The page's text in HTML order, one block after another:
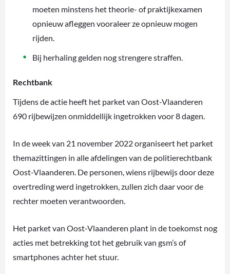
moeten minstens het theorie- of praktijkexamen
opnieuw afleggen vooraleer ze opnieuw mogen
rijden.
Bij herhaling gelden nog strengere straffen.
Rechtbank
Tijdens de actie heeft het parket van Oost-Vlaanderen
690 rijbewijzen onmiddellijk ingetrokken voor 8 dagen.
In de week van 21 november 2022 organiseert het parket
themazittingen in alle afdelingen van de politierechtbank
Oost-Vlaanderen. De personen, wiens rijbewijs door deze
overtreding werd ingetrokken, zullen zich daar voor de
rechter moeten verantwoorden.
Het parket van Oost-Vlaanderen plant in de toekomst nog
acties met betrekking tot het gebruik van gsm’s of
smartphones achter het stuur.